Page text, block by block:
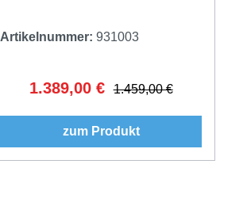
Artikelnummer:931003
Verkaufspreis:
1.389,00 € Regulärer Preis:
1.459,00 €
zum Produkt